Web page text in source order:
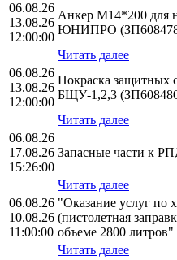
06.08.26
13.08.26
12:00:00
Анкер М14*200
ЮНИПРО
Читать далее
06.08.26
13.08.26
12:00:00
Покраска защитных
БЩУ-1,2,3
Читать далее
06.08.26
17.08.26
15:26:00
Запасные части к
Читать далее
06.08.26
10.08.26
11:00:00
"Оказание услуг
(пистолетная
объеме 2800
Читать далее